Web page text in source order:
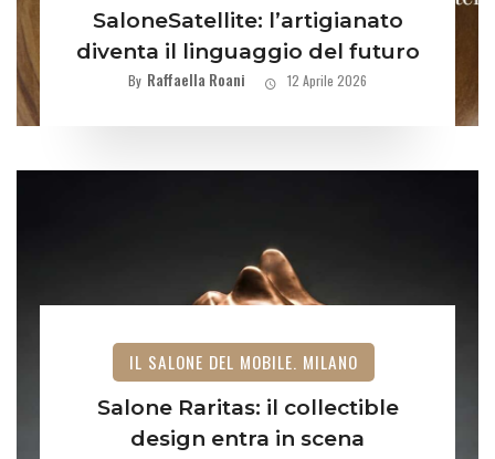
SaloneSatellite: l’artigianato
diventa il linguaggio del futuro
By Raffaella Roani 12 Aprile 2026
IL SALONE DEL MOBILE. MILANO
Salone Raritas: il collectible
design entra in scena